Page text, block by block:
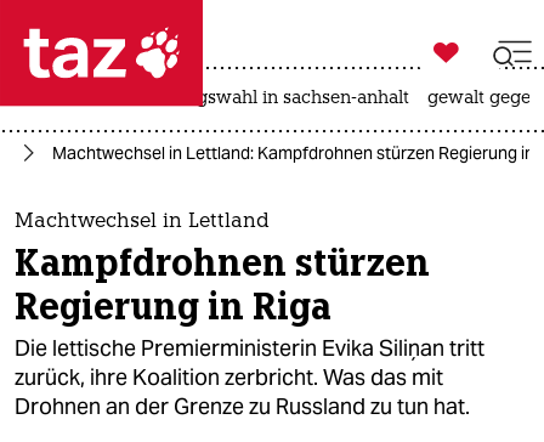
 taz zahl ich
taz zahl ich
themen
politik
öko
gesellschaft

taz zahl ich
landtagswahl in sachsen-anhalt gewalt
Machtwechsel in Lettland: Kampfdrohnen stürzen Regierung in
Machtwechsel in Lettland
Kampfdrohnen stürzen
Regierung in Riga
Die lettische Premierministerin Evika Siliņan tritt
zurück, ihre Koalition zerbricht. Was das mit
Drohnen an der Grenze zu Russland zu tun hat.